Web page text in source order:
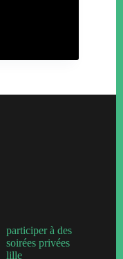
participer à des
soirées privées
lille